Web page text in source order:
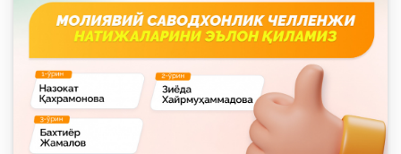
Кейс-чемпионат
Тренинглар ва семинарлар
Finlit.uz янгиликлари
ОАВда лойиҳалар
Ўқув материаллари